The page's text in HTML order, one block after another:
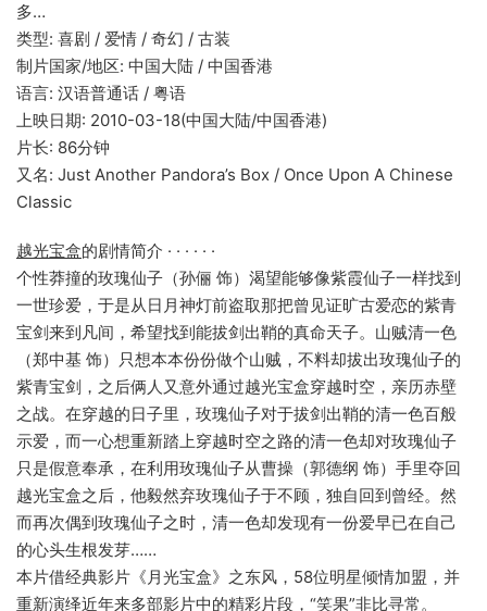
多…
类型: 喜剧 / 爱情 / 奇幻 / 古装
制片国家/地区: 中国大陆 / 中国香港
语言: 汉语普通话 / 粤语
上映日期: 2010-03-18(中国大陆/中国香港)
片长: 86分钟
又名: Just Another Pandora’s Box / Once Upon A Chinese
Classic
越光宝盒的剧情简介 · · · · · ·
个性莽撞的玫瑰仙子（孙俪 饰）渴望能够像紫霞仙子一样找到
一世珍爱，于是从日月神灯前盗取那把曾见证旷古爱恋的紫青
宝剑来到凡间，希望找到能拔剑出鞘的真命天子。山贼清一色
（郑中基 饰）只想本本份份做个山贼，不料却拔出玫瑰仙子的
紫青宝剑，之后俩人又意外通过越光宝盒穿越时空，亲历赤壁
之战。在穿越的日子里，玫瑰仙子对于拔剑出鞘的清一色百般
示爱，而一心想重新踏上穿越时空之路的清一色却对玫瑰仙子
只是假意奉承，在利用玫瑰仙子从曹操（郭德纲 饰）手里夺回
越光宝盒之后，他毅然弃玫瑰仙子于不顾，独自回到曾经。然
而再次偶到玫瑰仙子之时，清一色却发现有一份爱早已在自己
的心头生根发芽……
本片借经典影片《月光宝盒》之东风，58位明星倾情加盟，并
重新演绎近年来多部影片中的精彩片段，“笑果”非比寻常。